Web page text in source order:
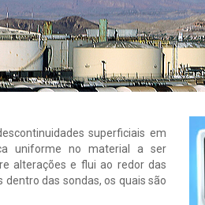
superficiais em
uniforme no material a ser
alterações e flui ao redor das
das sondas, os quais são